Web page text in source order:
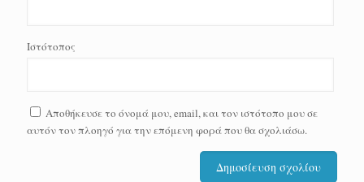
Ιστότοπος
Αποθήκευσε το όνομά μου, email, και τον ιστότοπο μου σε
αυτόν τον πλοηγό για την επόμενη φορά που θα σχολιάσω.